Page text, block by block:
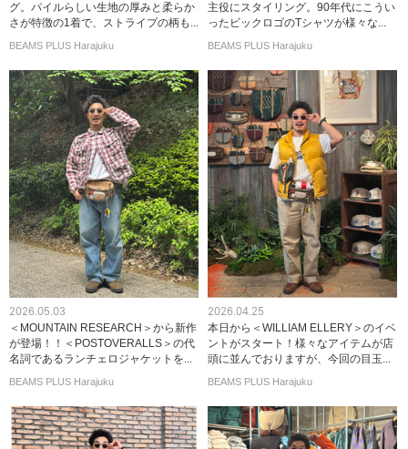
グ。パイルらしい生地の厚みと柔らか
さが特徴の1着で、ストライプの柄も...
BEAMS PLUS Harajuku
主役にスタイリング。90年代にこうい
ったビックロゴのTシャツが様々な...
BEAMS PLUS Harajuku
2026.05.03
＜MOUNTAIN RESEARCH＞から新作
が登場！！＜POSTOVERALLS＞の代
名詞であるランチェロジャケットを...
BEAMS PLUS Harajuku
2026.04.25
本日から＜WILLIAM ELLERY＞のイベ
ントがスタート！様々なアイテムが店
頭に並んでおりますが、今回の目玉...
BEAMS PLUS Harajuku